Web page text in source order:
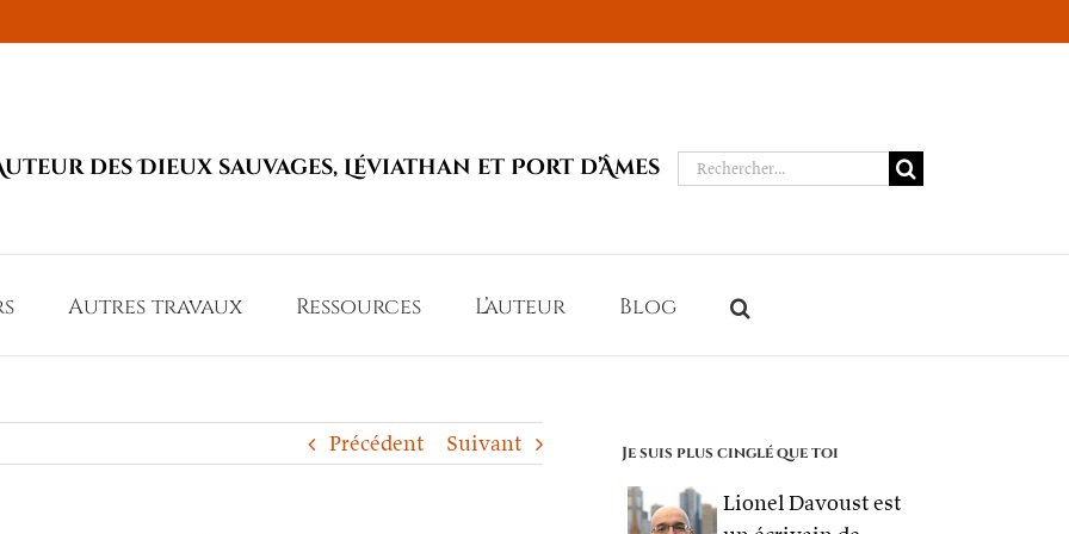
des Dieux sauvages, Léviathan et Port d’Âmes Rechercher:
Autres travaux Ressources L’auteur Blog
Précédent Suivant Je suis plus cinglé que toi
Lionel Davoust est